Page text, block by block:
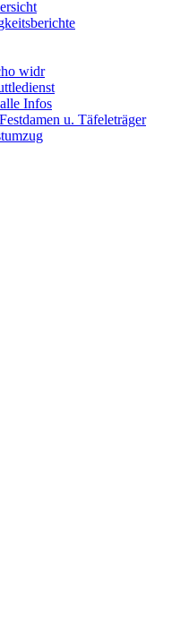
widr
Infos
u. Täfeleträger